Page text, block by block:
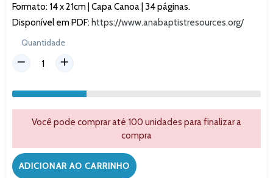
Formato: 14 x 21cm | Capa Canoa | 34 páginas.
Disponível em PDF: https://www.anabaptistresources.org/
Quantidade
Você pode comprar até 100 unidades para finalizar a
compra
ADICIONAR AO CARRINHO